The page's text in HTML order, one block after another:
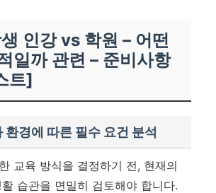
인강 vs 학원 – 어떤
일까 관련 – 준비사항
트]
환경에 따른 필수 요건 분석
교육 방식을 결정하기 전, 현재의
습관을 면밀히 검토해야 합니다.